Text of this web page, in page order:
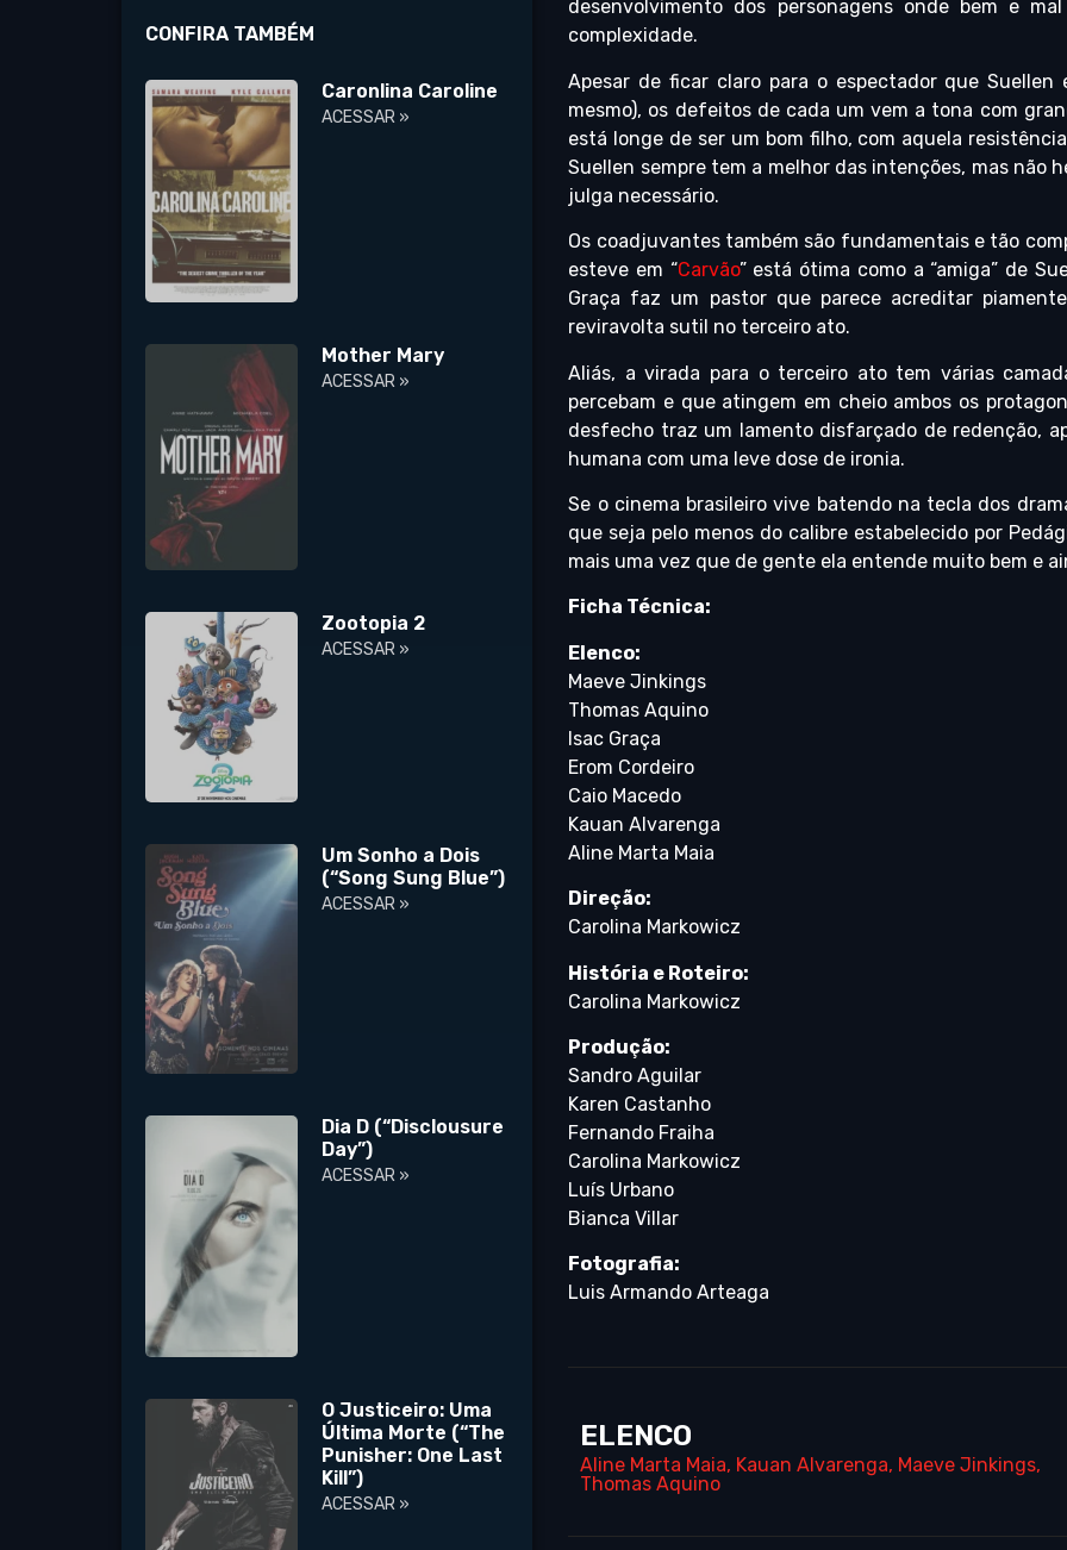
CONFIRA TAMBÉM
Caronlina Caroline
ACESSAR »
Mother Mary
ACESSAR »
Zootopia 2
ACESSAR »
Um Sonho a Dois
(“Song Sung Blue”)
ACESSAR »
Dia D (“Disclousure
Day”)
ACESSAR »
O Justiceiro: Uma
Última Morte (“The
Punisher: One Last
Kill”)
ACESSAR »
desenvolvimento dos personagens onde bem e
complexidade.
Apesar de ficar claro para o espectador que Suellen
mesmo), os defeitos de cada um vem a tona com
está longe de ser um bom filho, com aquela
Suellen sempre tem a melhor das intenções, mas não
julga necessário.
Os coadjuvantes também são fundamentais e tão
esteve em “Carvão” está ótima como a “amiga” de
Graça faz um pastor que parece acreditar
reviravolta sutil no terceiro ato.
Aliás, a virada para o terceiro ato tem várias
percebam e que atingem em cheio ambos os
desfecho traz um lamento disfarçado de redenção,
humana com uma leve dose de ironia.
Se o cinema brasileiro vive batendo na tecla dos
que seja pelo menos do calibre estabelecido por
mais uma vez que de gente ela entende muito bem e
Ficha Técnica:
Elenco:
Maeve Jinkings
Thomas Aquino
Isac Graça
Erom Cordeiro
Caio Macedo
Kauan Alvarenga
Aline Marta Maia
Direção:
Carolina Markowicz
História e Roteiro:
Carolina Markowicz
Produção:
Sandro Aguilar
Karen Castanho
Fernando Fraiha
Carolina Markowicz
Luís Urbano
Bianca Villar
Fotografia:
Luis Armando Arteaga
ELENCO
Aline Marta Maia, Kauan Alvarenga, Maeve Jinkings,
Thomas Aquino